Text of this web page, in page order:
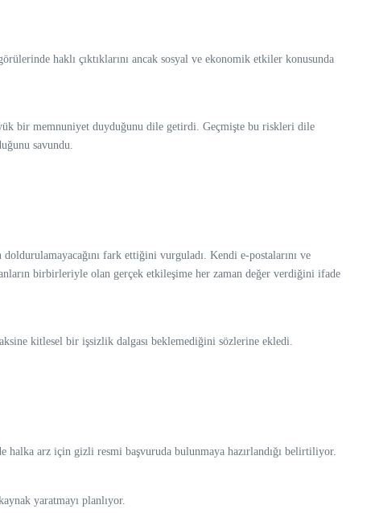
haklı çıktıklarını ancak sosyal ve ekonomik etkiler konusunda
bir memnuniyet duyduğunu dile getirdi. Geçmişte bu riskleri dile
savundu.
fark ettiğini vurguladı. Kendi e-postalarını ve
birbirleriyle olan gerçek etkileşime her zaman değer verdiğini ifade
kitlesel bir işsizlik dalgası beklemediğini sözlerine ekledi.
arz için gizli resmi başvuruda bulunmaya hazırlandığı belirtiliyor.
yaratmayı planlıyor.